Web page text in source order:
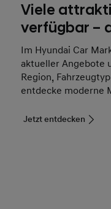
Viele
verfügbar –
Im Hyundai Car
aktueller Angebote
Region,
entdecke moderne
Jetzt entdecken